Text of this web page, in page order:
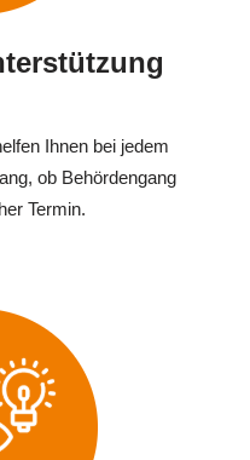
Ihnen bei jedem
ob Behördengang
Termin.